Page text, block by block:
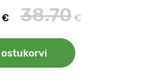
€ 38.70 €
ostukorvi